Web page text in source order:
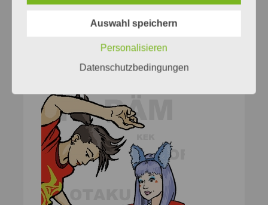
Auswahl speichern
Personalisieren
Datenschutzbedingungen